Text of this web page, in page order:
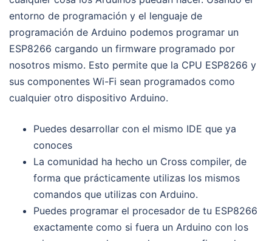
entorno de programación y el lenguaje de
programación de Arduino podemos programar un
ESP8266 cargando un firmware programado por
nosotros mismo. Esto permite que la CPU ESP8266 y
sus componentes Wi-Fi sean programados como
cualquier otro dispositivo Arduino.
Puedes desarrollar con el mismo IDE que ya
conoces
La comunidad ha hecho un Cross compiler, de
forma que prácticamente utilizas los mismos
comandos que utilizas con Arduino.
Puedes programar el procesador de tu ESP8266
exactamente como si fuera un Arduino con los